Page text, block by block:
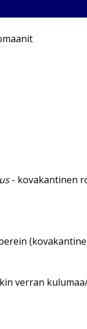
- kovakantinen
verran